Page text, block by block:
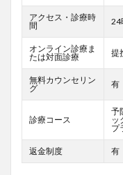
アクセス・診療時
間
24
オンライン診療ま
たは対面診療
提
無料カウンセリン
グ
有
診療コース
予
ッ
プ
返金制度 有